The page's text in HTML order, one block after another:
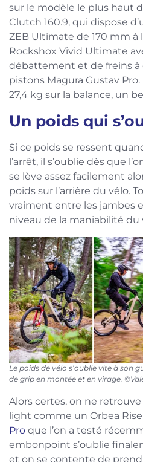
sur le modèle le plus haut
Clutch 160.9, qui dispose
ZEB Ultimate de 170 mm à
Rockshox Vivid Ultimate
débattement et de freins à
pistons Magura Gustav
27,4 kg sur la balance, un
Un poids qui
Si ce poids se ressent
l’arrêt, il s’oublie dès que
se lève assez facilement
poids sur l’arrière du vélo.
vraiment entre les jambes
niveau de la maniabilité
Le poids de vélo s’oublie vite à son
de grip en montée et en virage.
Alors certes, on ne retrouve
light comme un Orbea Rise
Pro que l’on a testé
embonpoint s’oublie
et on se contente de